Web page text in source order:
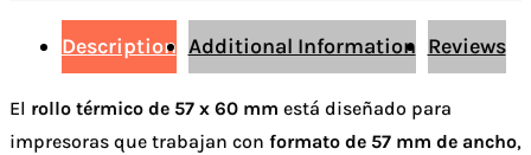
Description Additional Information Reviews
El rollo térmico de 57 x 60 mm está diseñado para
impresoras que trabajan con formato de 57 mm de ancho,